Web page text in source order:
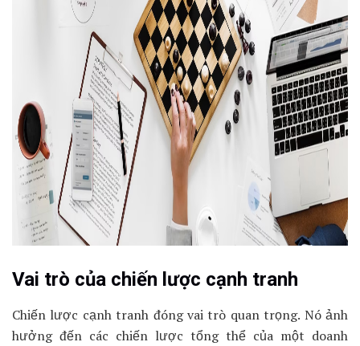
Vai trò của chiến lược cạnh tranh
Chiến lược cạnh tranh đóng vai trò quan trọng. Nó ảnh
hưởng đến các chiến lược tổng thể của một doanh